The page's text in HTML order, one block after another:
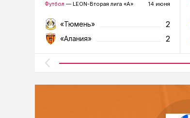
Футбол — LEON-Вторая лига «А» 14 июня
«Тюмень» 2
«Алания» 2